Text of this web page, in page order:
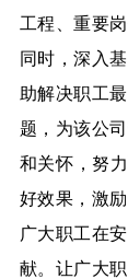
工程、重要
同时，深入
助解决职工
题，为该公
和关怀，努
好效果，激
广大职工在
献。让广大